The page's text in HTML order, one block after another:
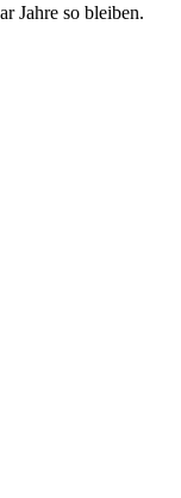
Jahre so bleiben.